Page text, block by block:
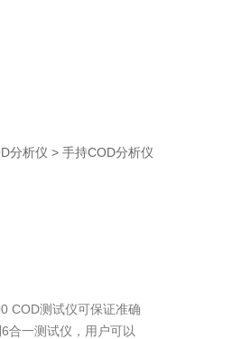
分析仪 > 手持COD分析仪
COD测试仪可保证准确
合一测试仪，用户可以